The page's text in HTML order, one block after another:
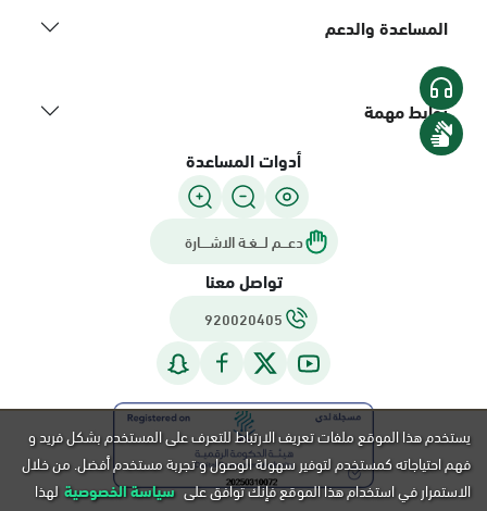
المساعدة والدعم
روابط مهمة
أدوات المساعدة
دعـــم لـــغـة الاشــــارة
تواصل معنا
920020405
يستخدم هذا الموقع ملفات تعريف الارتباط للتعرف على المستخدم بشكل فريد و
فهم احتياجاته كمستخدم لتوفير سهولة الوصول و تجربة مستخدم أفضل. من خلال
الاستمرار في استخدام هذا الموقع فإنك توافق على سياسة الخصوصية لهذا